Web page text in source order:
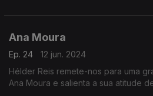
Ana Moura
Ep. 24
12 jun. 2024
Hélder Reis remete-nos para uma
Ana Moura e salienta a sua atitude de mudar para ter uma